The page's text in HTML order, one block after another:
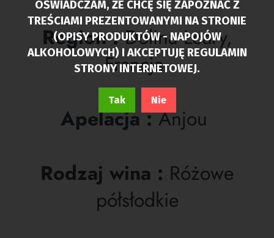
Region :Dolina Loary,
Francja
Apelacja :Anjou
Rodzaj wina : Różowe
półsłodkie
OŚWIADCZAM, ŻE CHCĘ SIĘ ZAPOZNAĆ Z
TREŚCIAMI PREZENTOWANYMI NA STRONIE
(OPISY PRODUKTÓW - NAPOJÓW
ALKOHOLOWYCH) I AKCEPTUJĘ REGULAMIN
STRONY INTERNETOWEJ.
Tak Nie